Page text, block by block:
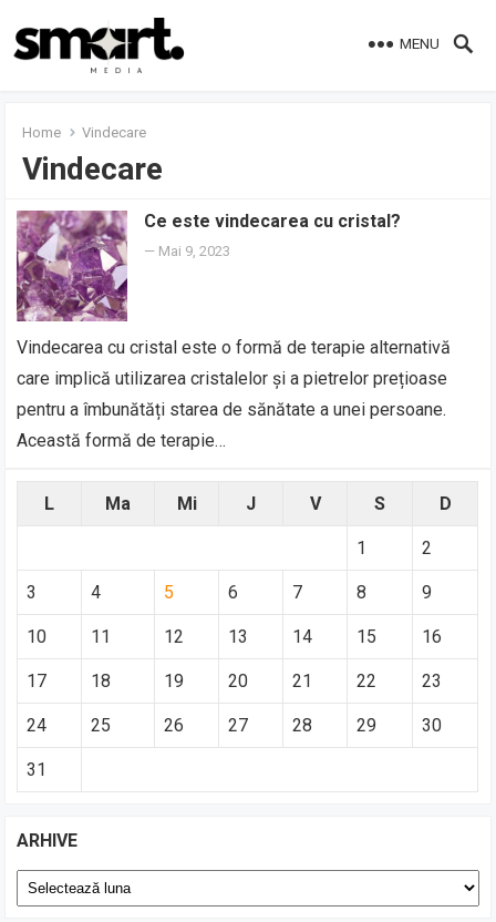
MENU
Home Vindecare
Vindecare
Ce este vindecarea cu cristal?
— Mai 9, 2023
Vindecarea cu cristal este o formă de terapie alternativă
care implică utilizarea cristalelor și a pietrelor prețioase
pentru a îmbunătăți starea de sănătate a unei persoane.
Această formă de terapie…
L Ma Mi J V S D
1 2
3 4 5 6 7 8 9
10 11 12 13 14 15 16
17 18 19 20 21 22 23
24 25 26 27 28 29 30
31
ARHIVE
Arhive